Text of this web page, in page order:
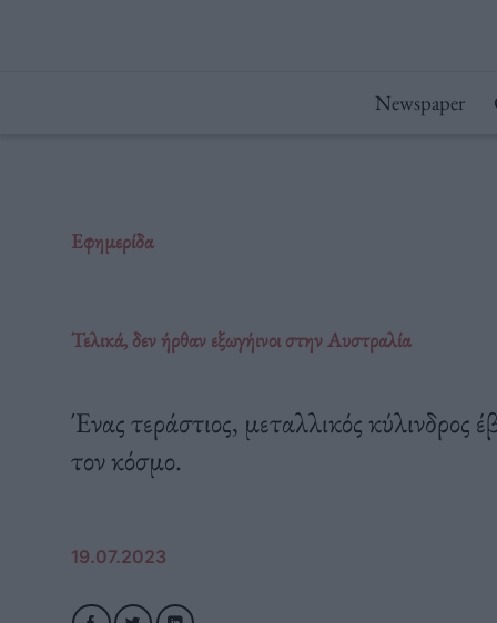
Newspaper
Εφημερίδα
Τελικά, δεν ήρθαν εξωγήινοι στην Αυστραλία
Ένας τεράστιος, μεταλλικός κύλινδρος
τον κόσμο.
19.07.2023